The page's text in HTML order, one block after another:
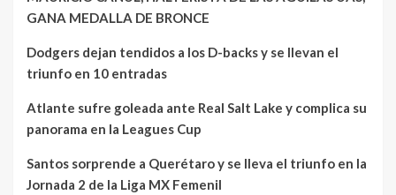
GANA MEDALLA DE BRONCE
Dodgers dejan tendidos a los D-backs y se llevan el
triunfo en 10 entradas
Atlante sufre goleada ante Real Salt Lake y complica su
panorama en la Leagues Cup
Santos sorprende a Querétaro y se lleva el triunfo en la
Jornada 2 de la Liga MX Femenil